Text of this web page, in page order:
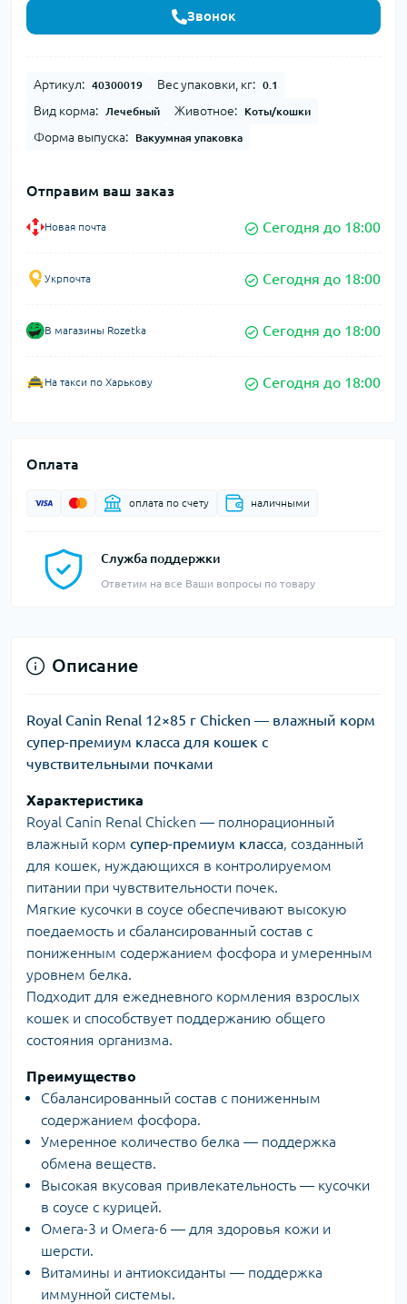
Звонок
Артикул: 40300019 Вес упаковки, кг: 0.1
Вид корма: Лечебный Животное: Коты/кошки
Форма выпуска: Вакуумная упаковка
Отправим ваш заказ
Новая почта Сегодня до 18:00
Укрпочта Сегодня до 18:00
В магазины Rozetka Сегодня до 18:00
На такси по Харькову Сегодня до 18:00
Оплата
оплата по счету наличными
Служба поддержки
Ответим на все Ваши вопросы по товару
Описание
Royal Canin Renal 12×85 г Chicken — влажный корм
супер-премиум класса для кошек с
чувствительными почками
Характеристика
Royal Canin Renal Chicken — полнорационный
влажный корм супер-премиум класса, созданный
для кошек, нуждающихся в контролируемом
питании при чувствительности почек.
Мягкие кусочки в соусе обеспечивают высокую
поедаемость и сбалансированный состав с
пониженным содержанием фосфора и умеренным
уровнем белка.
Подходит для ежедневного кормления взрослых
кошек и способствует поддержанию общего
состояния организма.
Преимущество
Сбалансированный состав с пониженным
содержанием фосфора.
Умеренное количество белка — поддержка
обмена веществ.
Высокая вкусовая привлекательность — кусочки
в соусе с курицей.
Омега-3 и Омега-6 — для здоровья кожи и
шерсти.
Витамины и антиоксиданты — поддержка
иммунной системы.